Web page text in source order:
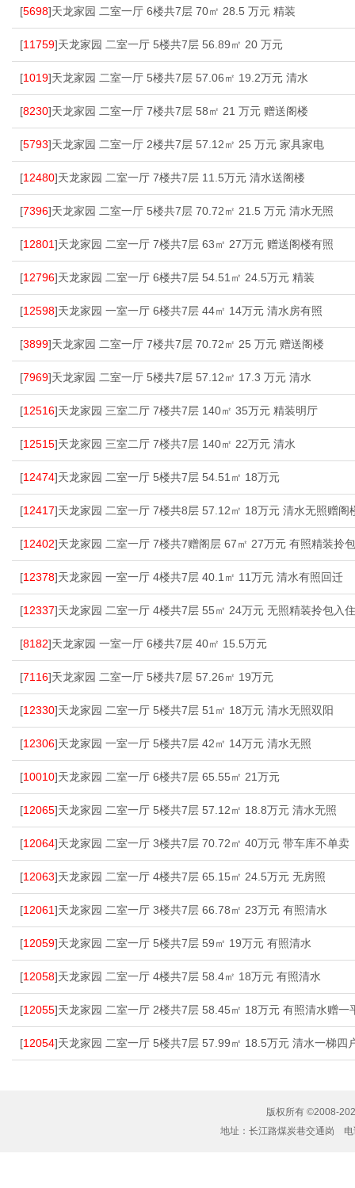
[5698]天龙家园 二室一厅 6楼共7层 70㎡ 28.5 万元 精装
[11759]天龙家园 二室一厅 5楼共7层 56.89㎡ 20 万元
[1019]天龙家园 二室一厅 5楼共7层 57.06㎡ 19.2万元 清水
[8230]天龙家园 二室一厅 7楼共7层 58㎡ 21 万元 赠送阁楼
[5793]天龙家园 二室一厅 2楼共7层 57.12㎡ 25 万元 家具家电
[12480]天龙家园 二室一厅 7楼共7层 11.5万元 清水送阁楼
[7396]天龙家园 二室一厅 5楼共7层 70.72㎡ 21.5 万元 清水无照
[12801]天龙家园 二室一厅 7楼共7层 63㎡ 27万元 赠送阁楼有照
[12796]天龙家园 二室一厅 6楼共7层 54.51㎡ 24.5万元 精装
[12598]天龙家园 一室一厅 6楼共7层 44㎡ 14万元 清水房有照
[3899]天龙家园 二室一厅 7楼共7层 70.72㎡ 25 万元 赠送阁楼
[7969]天龙家园 二室一厅 5楼共7层 57.12㎡ 17.3 万元 清水
[12516]天龙家园 三室二厅 7楼共7层 140㎡ 35万元 精装明厅
[12515]天龙家园 三室二厅 7楼共7层 140㎡ 22万元 清水
[12474]天龙家园 二室一厅 5楼共7层 54.51㎡ 18万元
[12417]天龙家园 二室一厅 7楼共8层 57.12㎡ 18万元 清水无照赠阁
[12402]天龙家园 二室一厅 7楼共7赠阁层 67㎡ 27万元 有照精装拎
[12378]天龙家园 一室一厅 4楼共7层 40.1㎡ 11万元 清水有照回迁
[12337]天龙家园 二室一厅 4楼共7层 55㎡ 24万元 无照精装拎包入住
[8182]天龙家园 一室一厅 6楼共7层 40㎡ 15.5万元
[7116]天龙家园 二室一厅 5楼共7层 57.26㎡ 19万元
[12330]天龙家园 二室一厅 5楼共7层 51㎡ 18万元 清水无照双阳
[12306]天龙家园 一室一厅 5楼共7层 42㎡ 14万元 清水无照
[10010]天龙家园 二室一厅 6楼共7层 65.55㎡ 21万元
[12065]天龙家园 二室一厅 5楼共7层 57.12㎡ 18.8万元 清水无照
[12064]天龙家园 二室一厅 3楼共7层 70.72㎡ 40万元 带车库不单卖
[12063]天龙家园 二室一厅 4楼共7层 65.15㎡ 24.5万元 无房照
[12061]天龙家园 二室一厅 3楼共7层 66.78㎡ 23万元 有照清水
[12059]天龙家园 二室一厅 5楼共7层 59㎡ 19万元 有照清水
[12058]天龙家园 二室一厅 4楼共7层 58.4㎡ 18万元 有照清水
[12055]天龙家园 二室一厅 2楼共7层 58.45㎡ 18万元 有照清水赠一
[12054]天龙家园 二室一厅 5楼共7层 57.99㎡ 18.5万元 清水一梯四
版权所有 ©2008-
地址：长江路煤炭巷交通岗